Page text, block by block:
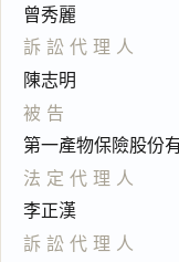
曾秀麗
訴訟代理人
陳志明
被告
第一產物保險股份
法定代理人
李正漢
訴訟代理人